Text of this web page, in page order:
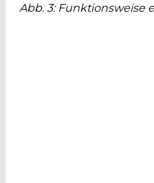
Abb. 3: Funktionsweise